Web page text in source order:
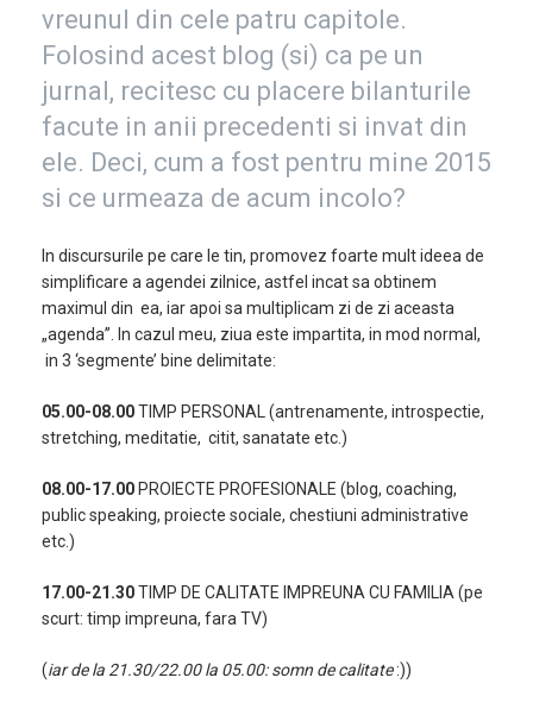
vreunul din cele patru capitole.
Folosind acest blog (si) ca pe un
jurnal, recitesc cu placere bilanturile
facute in anii precedenti si invat din
ele. Deci, cum a fost pentru mine 2015
si ce urmeaza de acum incolo?
In discursurile pe care le tin, promovez foarte mult ideea de
simplificare a agendei zilnice, astfel incat sa obtinem
maximul din ea, iar apoi sa multiplicam zi de zi aceasta
„agenda”. In cazul meu, ziua este impartita, in mod normal,
in 3 ‘segmente’ bine delimitate:
05.00-08.00TIMP PERSONAL (antrenamente, introspectie,
stretching, meditatie, citit, sanatate etc.)
08.00-17.00 PROIECTE PROFESIONALE (blog, coaching,
public speaking, proiecte sociale, chestiuni administrative
etc.)
17.00-21.30TIMP DE CALITATE IMPREUNA CU FAMILIA (pe
scurt: timp impreuna, fara TV)
(iar de la 21.30/22.00 la 05.00: somn de calitate:))